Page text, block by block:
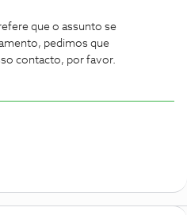
que o assunto se
pedimos que
contacto, por favor.